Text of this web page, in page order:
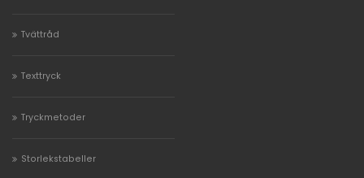
Tvättråd
Texttryck
Tryckmetoder
Storlekstabeller